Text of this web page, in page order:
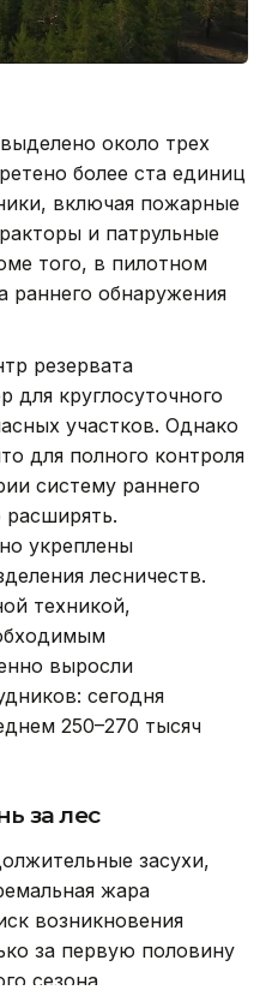
около трех
более ста единиц
включая пожарные
и патрульные
того, в пилотном
раннего обнаружения
резервата
для круглосуточного
участков. Однако
для полного контроля
систему раннего
укреплены
лесничеств.
техникой,
выросли
сегодня
250–270 тысяч
за лес
засухи,
жара
возникновения
за первую половину
сезона